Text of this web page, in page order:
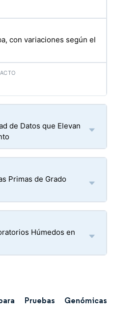
con variaciones según el
de Datos que Elevan
Primas de Grado
Húmedos en
Pruebas Genómicas